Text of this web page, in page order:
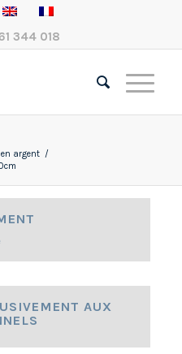
344 018
argent /
AUX